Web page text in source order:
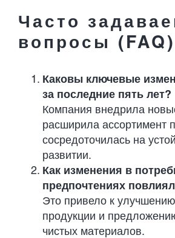
Часто
вопросы (FAQ)
Каковы ключевые
за последние пять лет?
Компания внедрила
расширила ассортимент
сосредоточилась на
развитии.
Как изменения в
предпочтениях
Это привело к
продукции и
чистых материалов.